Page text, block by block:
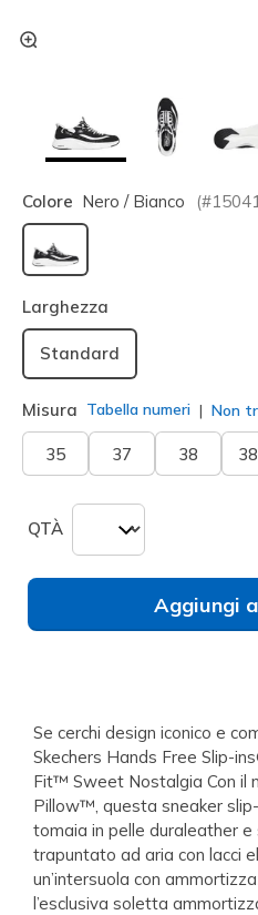
Colore Nero / Bianco (#
selezionato
Larghezza
Standard
Misura Tabella numeri Non
35 37 38
QTÀ
Aggiungi
Se cerchi design iconico e
Skechers Hands Free Slip-
Fit™ Sweet Nostalgia Con il
Pillow™, questa sneaker
tomaia in pelle duraleather
trapuntato ad aria con lacci
un’intersuola con
l’esclusiva soletta